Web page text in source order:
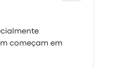
começam em